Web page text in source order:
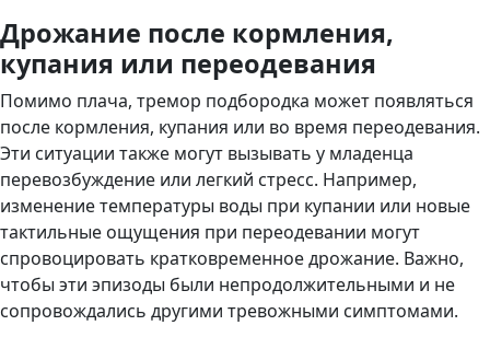
Дрожание после кормления,
купания или переодевания
Помимо плача, тремор подбородка может появляться
после кормления, купания или во время переодевания.
Эти ситуации также могут вызывать у младенца
перевозбуждение или легкий стресс. Например,
изменение температуры воды при купании или новые
тактильные ощущения при переодевании могут
спровоцировать кратковременное дрожание. Важно,
чтобы эти эпизоды были непродолжительными и не
сопровождались другими тревожными симптомами.